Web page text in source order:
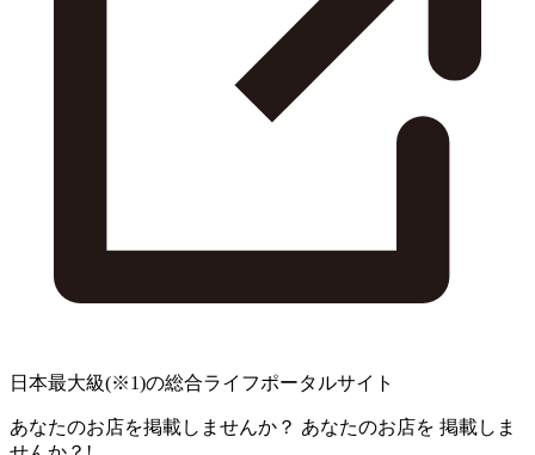
日本最大級(※1)の総合ライフポータルサイト
あなたのお店を掲載しませんか？ あなたのお店を 掲載しま